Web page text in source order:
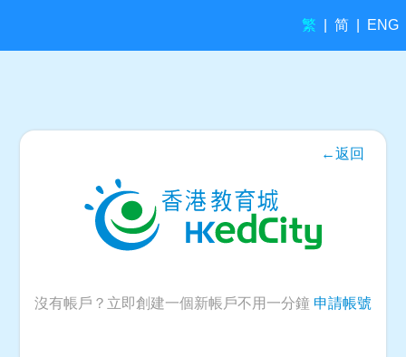
繁 简 ENG
←返回
沒有帳戶？立即創建一個新帳戶不用一分鐘 申請帳號